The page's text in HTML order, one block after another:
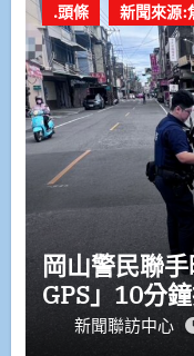
.頭條 新聞來源:
岡山警民聯
GPS」10分
新聞聯訪中心